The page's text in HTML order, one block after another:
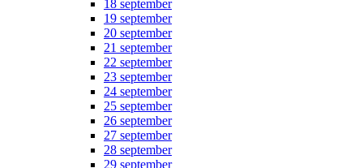
18 september
19 september
20 september
21 september
22 september
23 september
24 september
25 september
26 september
27 september
28 september
29 september